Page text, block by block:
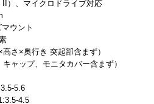
II）、マイクロドライブ対応
ウント
さ×奥行き 突起部含まず）
ャップ、モニタカバー含まず）
5.6
4.5